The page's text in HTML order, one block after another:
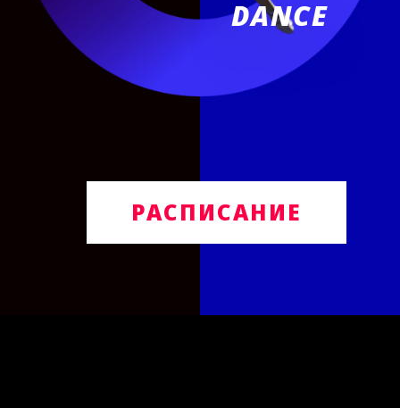
DANCE
РАСПИСАНИЕ